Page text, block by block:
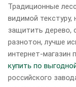
Традиционные
видимой
защитить дерево,
разнотон, лучше
интернет-магазин
купить по
российского